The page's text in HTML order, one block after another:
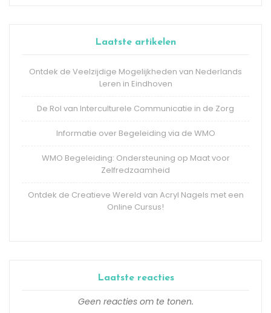
Laatste artikelen
Ontdek de Veelzijdige Mogelijkheden van Nederlands
Leren in Eindhoven
De Rol van Interculturele Communicatie in de Zorg
Informatie over Begeleiding via de WMO
WMO Begeleiding: Ondersteuning op Maat voor
Zelfredzaamheid
Ontdek de Creatieve Wereld van Acryl Nagels met een
Online Cursus!
Laatste reacties
Geen reacties om te tonen.